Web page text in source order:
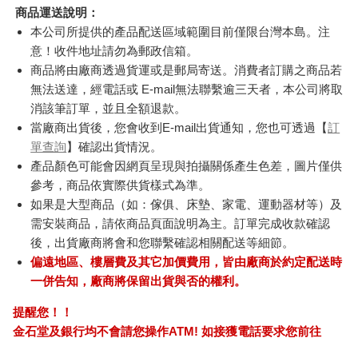
商品運送說明：
本公司所提供的產品配送區域範圍目前僅限台灣本島。注
意！收件地址請勿為郵政信箱。
商品將由廠商透過貨運或是郵局寄送。消費者訂購之商品若
無法送達，經電話或 E-mail無法聯繫逾三天者，本公司將取
消該筆訂單，並且全額退款。
當廠商出貨後，您會收到E-mail出貨通知，您也可透過【訂
單查詢】確認出貨情況。
產品顏色可能會因網頁呈現與拍攝關係產生色差，圖片僅供
參考，商品依實際供貨樣式為準。
如果是大型商品（如：傢俱、床墊、家電、運動器材等）及
需安裝商品，請依商品頁面說明為主。訂單完成收款確認
後，出貨廠商將會和您聯繫確認相關配送等細節。
偏遠地區、樓層費及其它加價費用，皆由廠商於約定配送時
一併告知，廠商將保留出貨與否的權利。
提醒您！！
金石堂及銀行均不會請您操作ATM! 如接獲電話要求您前往